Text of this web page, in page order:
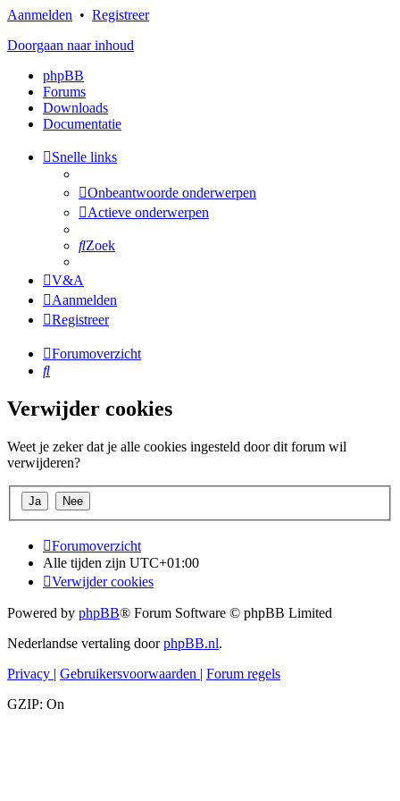
Aanmelden • Registreer
Doorgaan naar inhoud
phpBB
Forums
Downloads
Documentatie
Snelle links
Onbeantwoorde onderwerpen
Actieve onderwerpen
Zoek
V&A
Aanmelden
Registreer
Forumoverzicht
Zoek
Verwijder cookies
Weet je zeker dat je alle cookies ingesteld door dit forum wil
verwijderen?
Forumoverzicht
Alle tijden zijn UTC+01:00
Verwijder cookies
Powered by phpBB® Forum Software © phpBB Limited
Nederlandse vertaling doorphpBB.nl.
Privacy | Gebruikersvoorwaarden | Forum regels
GZIP: On